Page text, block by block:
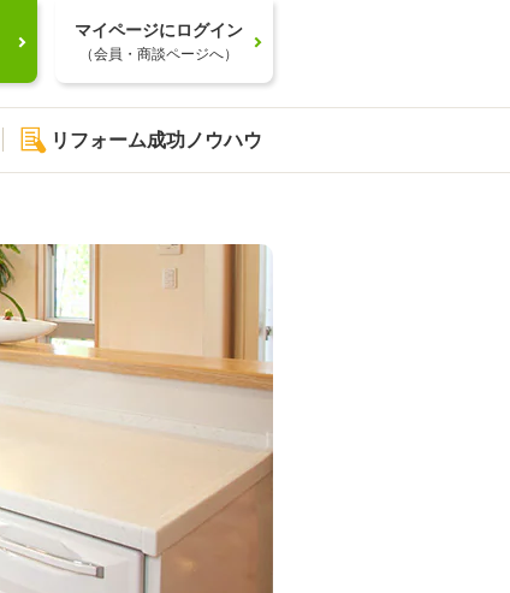
マイページにログイン
（会員・商談ページへ）
リフォーム成功ノウハウ